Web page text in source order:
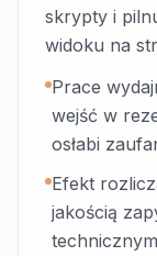
skrypty i
widoku na
Prace
wejść w
osłabi
Efekt
jakością